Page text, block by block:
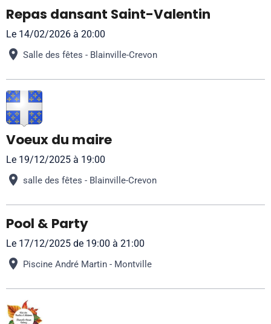
Repas dansant Saint-Valentin
Le 14/02/2026 à 20:00
Salle des fêtes - Blainville-Crevon
Voeux du maire
Le 19/12/2025 à 19:00
salle des fêtes - Blainville-Crevon
Pool & Party
Le 17/12/2025 de 19:00 à 21:00
Piscine André Martin - Montville